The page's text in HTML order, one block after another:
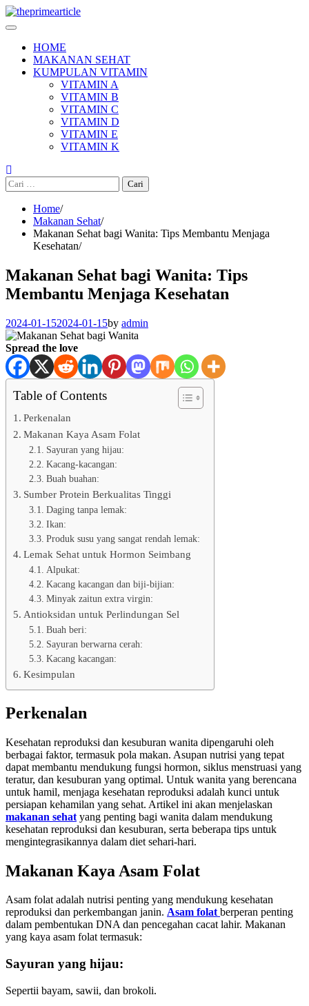
Skip
to
HOME
MAKANAN SEHAT
KUMPULAN VITAMIN
VITAMIN A
VITAMIN B
VITAMIN C
VITAMIN D
VITAMIN E
VITAMIN K
Cari
untuk:
Home
Makanan Sehat
Makanan Sehat bagi Wanita: Tips Membantu Menjaga
Kesehatan
Makanan Sehat bagi Wanita: Tips
Membantu Menjaga Kesehatan
2024-01-152024-01-15by admin
Spread the love
Table of Contents
Perkenalan
Makanan Kaya Asam Folat
Sayuran yang hijau:
Kacang-kacangan:
Buah buahan:
Sumber Protein Berkualitas Tinggi
Daging tanpa lemak:
Ikan:
Produk susu yang sangat rendah lemak:
Lemak Sehat untuk Hormon Seimbang
Alpukat:
Kacang kacangan dan biji-bijian:
Minyak zaitun extra virgin:
Antioksidan untuk Perlindungan Sel
Buah beri:
Sayuran berwarna cerah:
Kacang kacangan:
Kesimpulan
Perkenalan
Kesehatan reproduksi dan kesuburan wanita dipengaruhi oleh
berbagai faktor, termasuk pola makan. Asupan nutrisi yang tepat
dapat membantu mendukung fungsi hormon, siklus menstruasi yang
teratur, dan kesuburan yang optimal. Untuk wanita yang berencana
untuk hamil, menjaga kesehatan reproduksi adalah kunci untuk
persiapan kehamilan yang sehat. Artikel ini akan menjelaskan
makanan sehat yang penting bagi wanita dalam mendukung
kesehatan reproduksi dan kesuburan, serta beberapa tips untuk
mengintegrasikannya dalam diet sehari-hari.
Makanan Kaya Asam Folat
Asam folat adalah nutrisi penting yang mendukung kesehatan
reproduksi dan perkembangan janin. Asam folatberperan penting
dalam pembentukan DNA dan pencegahan cacat lahir. Makanan
yang kaya asam folat termasuk:
Sayuran yang hijau:
Sepertii bayam, sawii, dan brokoli.